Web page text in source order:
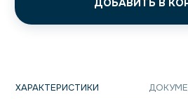
ДОБАВИТЬ В
ХАРАКТЕРИСТИКИ